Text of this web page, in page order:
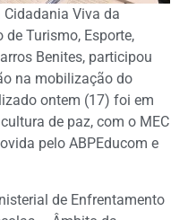
Viva da
de Turismo, Esporte,
Benites, participou
na mobilização do
ontem (17) foi em
de paz, com o MEC
pelo ABPEducom e
de Enfrentamento